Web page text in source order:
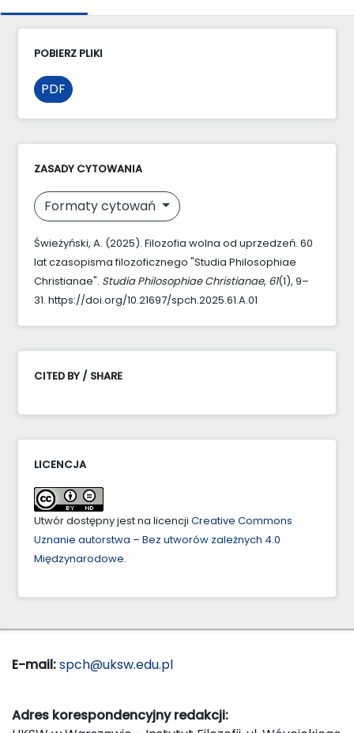
POBIERZ PLIKI
PDF
ZASADY CYTOWANIA
Formaty cytowań
Świeżyński, A. (2025). Filozofia wolna od uprzedzeń. 60
lat czasopisma filozoficznego "Studia Philosophiae
Christianae". Studia Philosophiae Christianae, 61(1), 9–
31. https://doi.org/10.21697/spch.2025.61.A.01
CITED BY / SHARE
LICENCJA
Utwór dostępny jest na licencji Creative Commons
Uznanie autorstwa – Bez utworów zależnych 4.0
Międzynarodowe.
E-mail:spch@uksw.edu.pl
Adres korespondencyjny redakcji: